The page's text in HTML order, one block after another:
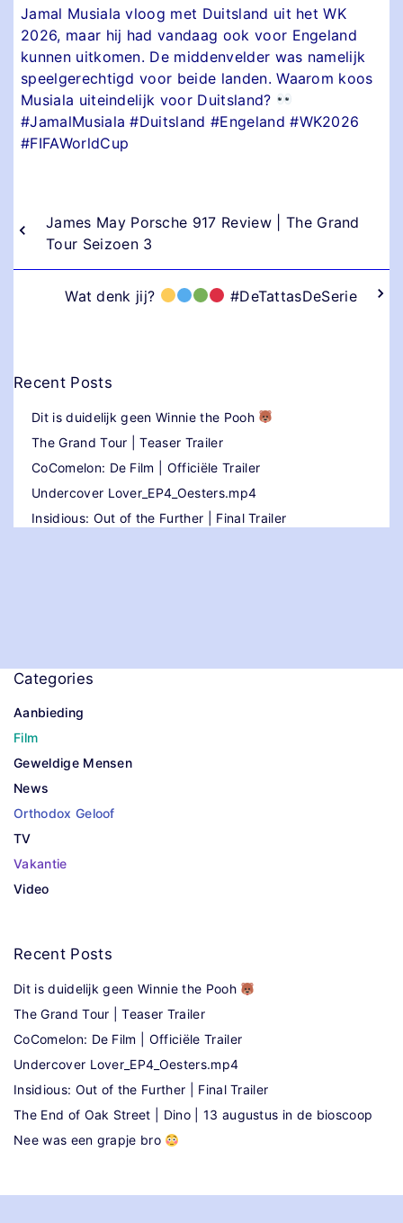
Jamal Musiala vloog met Duitsland uit het WK
2026, maar hij had vandaag ook voor Engeland
kunnen uitkomen. De middenvelder was namelijk
speelgerechtigd voor beide landen. Waarom koos
Musiala uiteindelijk voor Duitsland?
#JamalMusiala #Duitsland #Engeland #WK2026
#FIFAWorldCup
James May Porsche 917 Review | The Grand
Tour Seizoen 3
Wat denk jij? #DeTattasDeSerie
Recent Posts
Dit is duidelijk geen Winnie the Pooh
The Grand Tour | Teaser Trailer
CoComelon: De Film | Officiële Trailer
Undercover Lover_EP4_Oesters.mp4
Insidious: Out of the Further | Final Trailer
Categories
Aanbieding
Film
Geweldige Mensen
News
Orthodox Geloof
TV
Vakantie
Video
Recent Posts
Dit is duidelijk geen Winnie the Pooh
The Grand Tour | Teaser Trailer
CoComelon: De Film | Officiële Trailer
Undercover Lover_EP4_Oesters.mp4
Insidious: Out of the Further | Final Trailer
The End of Oak Street | Dino | 13 augustus in de bioscoop
Nee was een grapje bro